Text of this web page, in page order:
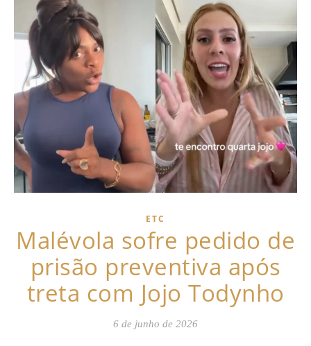
ETC
Malévola sofre pedido de
prisão preventiva após
treta com Jojo Todynho
6 de junho de 2026